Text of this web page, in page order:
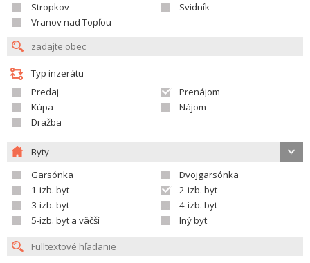
Stropkov
Svidník
Vranov nad Topľou
Typ inzerátu
Predaj
Prenájom
Kúpa
Nájom
Dražba
Byty
Garsónka
Dvojgarsónka
1-izb. byt
2-izb. byt
3-izb. byt
4-izb. byt
5-izb. byt a väčší
Iný byt